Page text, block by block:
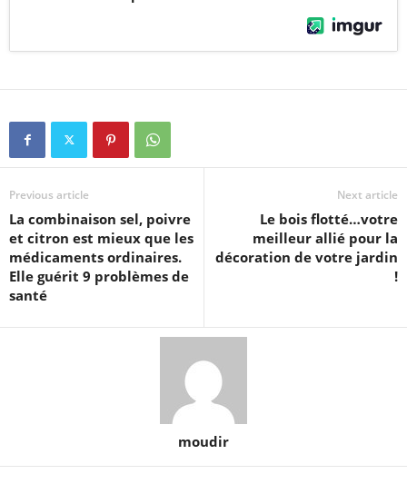
Previous article
La combinaison sel, poivre
et citron est mieux que les
médicaments ordinaires.
Elle guérit 9 problèmes de
santé
Next article
Le bois flotté…votre
meilleur allié pour la
décoration de votre jardin
!
moudir